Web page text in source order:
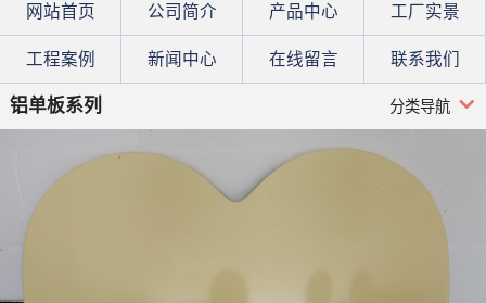
网站首页 公司简介 产品中心 工厂实景
工程案例 新闻中心 在线留言 联系我们
铝单板系列 分类导航